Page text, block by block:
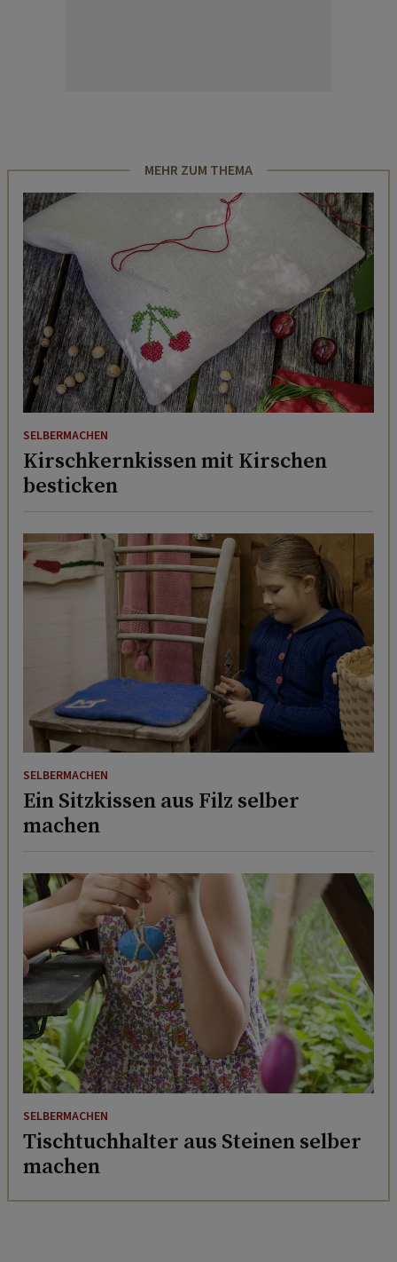
MEHR ZUM THEMA
SELBERMACHEN
Kirschkernkissen mit Kirschen
besticken
SELBERMACHEN
Ein Sitzkissen aus Filz selber
machen
SELBERMACHEN
Tischtuchhalter aus Steinen selber
machen